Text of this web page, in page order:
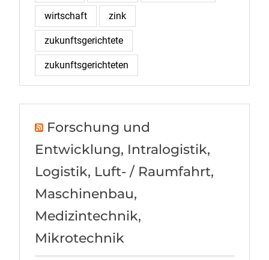
wirtschaft zink
zukunftsgerichtete
zukunftsgerichteten
Forschung und
Entwicklung, Intralogistik,
Logistik, Luft- / Raumfahrt,
Maschinenbau,
Medizintechnik,
Mikrotechnik